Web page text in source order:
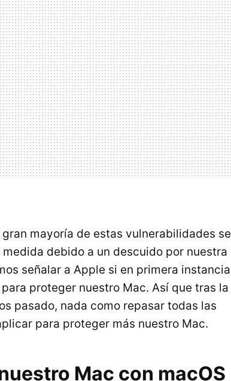
mayoría de estas vulnerabilidades se
debido a un descuido por nuestra
señalar a Apple si en primera instancia
proteger nuestro Mac. Así que tras la
pasado, nada como repasar todas las
para proteger más nuestro Mac.
Mac con macOS